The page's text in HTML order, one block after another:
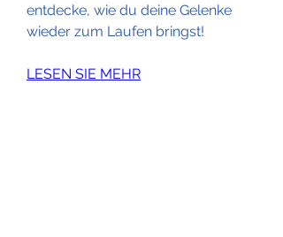
entdecke, wie du deine Gelenke
wieder zum Laufen bringst!
LESEN SIE MEHR